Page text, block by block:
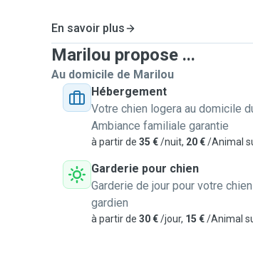
En savoir plus
Marilou propose ...
Au domicile de Marilou
Hébergement
Votre chien logera au domicile
Ambiance familiale garantie
à partir de 35 €/nuit, 20 €/Animal
Garderie pour chien
Garderie de jour pour votre
gardien
à partir de 30 €/jour, 15 €/Animal